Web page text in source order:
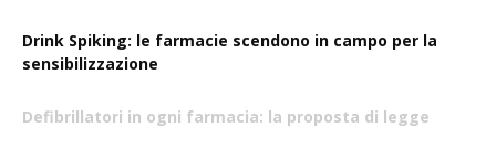
Drink Spiking: le farmacie scendono in campo per la
sensibilizzazione
Defibrillatori in ogni farmacia: la proposta di legge